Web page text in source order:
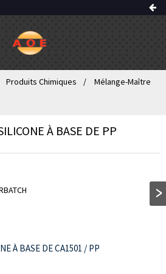
Produits Chimiques Mélange-Maître
À BASE DE PP
À BASE DE CA1501 / PP